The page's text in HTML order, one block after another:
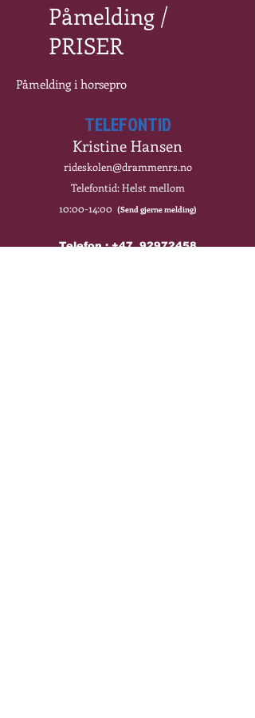
Påmelding /
PRISER
Påmelding i horsepro
TELEFONTID
Kristine Hansen
rideskolen@drammenrs.no
Telefontid: Helst mellom
10:00-14:00 (Send gjerne melding)
Telefon : +4792972458